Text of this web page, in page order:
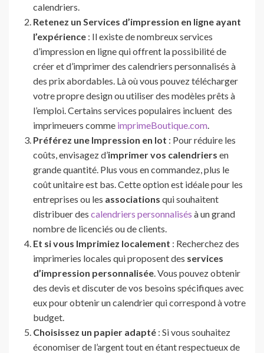
calendriers.
Retenez un Services d’impression en ligne ayant
l’expérience : Il existe de nombreux services
d’impression en ligne qui offrent la possibilité de
créer et d’imprimer des calendriers personnalisés à
des prix abordables. Là où vous pouvez télécharger
votre propre design ou utiliser des modèles prêts à
l’emploi. Certains services populaires incluent des
imprimeuers comme imprimeBoutique.com
Préférez une Impression en lot : Pour réduire les
coûts, envisagez d’imprimer vos calendriers en
grande quantité. Plus vous en commandez, plus le
coût unitaire est bas. Cette option est idéale pour les
entreprises ou les associations qui souhaitent
distribuer des calendriers personnalisés à un grand
nombre de licenciés ou de clients.
Et si vous Imprimiez localement : Recherchez des
imprimeries locales qui proposent des services
d’impression personnalisée . Vous pouvez obtenir
des devis et discuter de vos besoins spécifiques avec
eux pour obtenir un calendrier qui correspond à votre
budget.
Choisissez un papier adapté : Si vous souhaitez
économiser de l’argent tout en étant respectueux de